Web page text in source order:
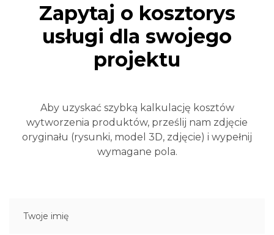
Zapytaj o kosztorys
usługi dla swojego
projektu
Aby uzyskać szybką kalkulację kosztów
wytworzenia produktów, prześlij nam zdjęcie
oryginału (rysunki, model 3D, zdjęcie) i wypełnij
wymagane pola.